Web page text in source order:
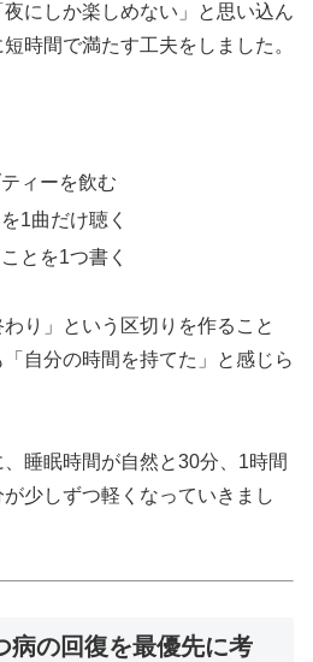
にしか楽しめない」と思い込ん
時間で満たす工夫をしました。
ィーを飲む
1曲だけ聴く
とを1つ書く
わり」という区切りを作ること
自分の時間を持てた」と感じら
睡眠時間が自然と30分、1時間
少しずつ軽くなっていきまし
の回復を最優先に考